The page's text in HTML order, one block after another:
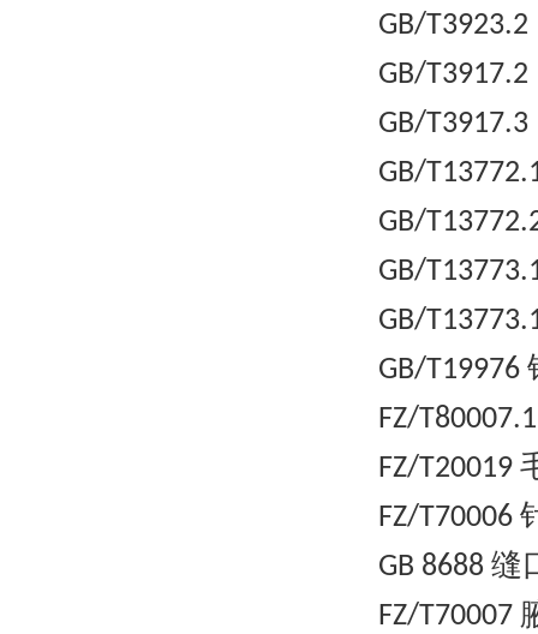
GB/T3923.2
GB/T3917.2
GB/T3917.3
GB/
GB/
GB/
GB/
GB/T19976
FZ/
FZ/T20019
FZ/T70006
GB 8688 缝
FZ/T70007